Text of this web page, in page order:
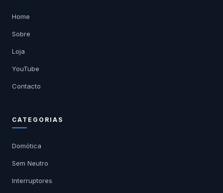
Home
Sobre
Loja
YouTube
Contacto
CATEGORIAS
Domótica
Sem Neutro
Interruptores